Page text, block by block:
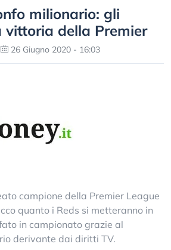
milionario: gli
vittoria della Premier
26 Giugno 2020 - 16:03
campione della Premier League
quanto i Reds si metteranno in
in campionato grazie al
derivante dai diritti TV.